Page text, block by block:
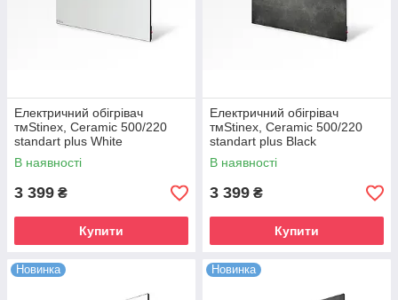
Електричний обігрівач
тмStinex, Ceramic 500/220
standart plus White
В наявності
3 399 ₴
Купити
Електричний обігрівач
тмStinex, Ceramic 500/220
standart plus Black
В наявності
3 399 ₴
Купити
Новинка Новинка